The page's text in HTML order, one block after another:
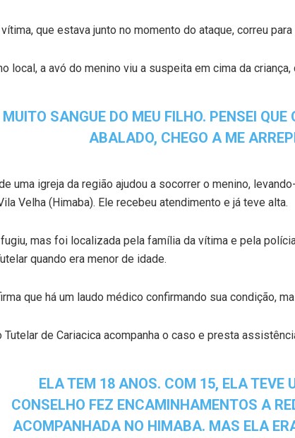
que estava junto no momento do ataque, correu para
local, a avó do menino viu a suspeita em cima da criança,
MUITO SANGUE DO MEU FILHO. PENSEI
ABALADO, CHEGO A ME
uma igreja da região ajudou a socorrer o menino,
Velha (Himaba). Ele recebeu atendimento e já teve alta.
mas foi localizada pela família da vítima e pela
quando era menor de idade.
que há um laudo médico confirmando sua condição,
Tutelar de Cariacica acompanha o caso e presta
ELA TEM 18 ANOS. COM 15, ELA TEVE
CONSELHO FEZ ENCAMINHAMENTOS A
ACOMPANHADA NO HIMABA. MAS ELA